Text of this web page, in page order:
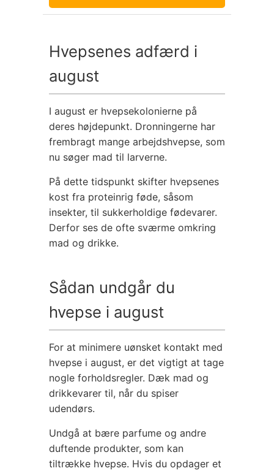
Hvepsenes adfærd i
august
I august er hvepsekolonierne på
deres højdepunkt. Dronningerne har
frembragt mange arbejdshvepse, som
nu søger mad til larverne.
På dette tidspunkt skifter hvepsenes
kost fra proteinrig føde, såsom
insekter, til sukkerholdige fødevarer.
Derfor ses de ofte sværme omkring
mad og drikke.
Sådan undgår du
hvepse i august
For at minimere uønsket kontakt med
hvepse i august, er det vigtigt at tage
nogle forholdsregler. Dæk mad og
drikkevarer til, når du spiser
udendørs.
Undgå at bære parfume og andre
duftende produkter, som kan
tiltrække hvepse. Hvis du opdager et